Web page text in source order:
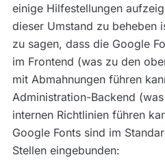
einige Hilfestellungen
dieser Umstand zu beheben
zu sagen, dass die Google
im Frontend (was zu den
mit Abmahnungen führen
Administration-Backend
internen Richtlinien führen
Google Fonts sind im
Stellen eingebunden: